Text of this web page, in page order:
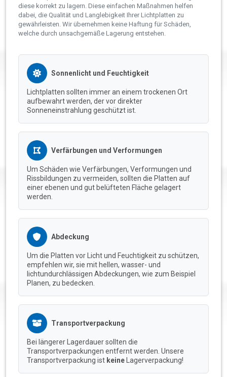
diese korrekt zu lagern. Diese einfachen Maßnahmen helfen
dabei, die Qualität und Langlebigkeit Ihrer Lichtplatten zu
gewährleisten. Wir übernehmen keine Haftung für Schäden,
welche durch unsachgemäße Lagerung entstehen.
Sonnenlicht und Feuchtigkeit
Lichtplatten sollten immer an einem trockenen Ort
aufbewahrt werden, der vor direkter
Sonneneinstrahlung geschützt ist.
Verfärbungen und Verformungen
Um Schäden wie Verfärbungen, Verformungen und
Rissbildungen zu vermeiden, sollten die Platten auf
einer ebenen und gut belüfteten Fläche gelagert
werden.
Abdeckung
Um die Platten vor Licht und Feuchtigkeit zu schützen,
empfehlen wir, sie mit hellen, wasser- und
lichtundurchlässigen Abdeckungen, wie zum Beispiel
Planen, zu bedecken.
Transportverpackung
Bei längerer Lagerdauer sollten die
Transportverpackungen entfernt werden. Unsere
Transportverpackung ist keine Lagerverpackung!